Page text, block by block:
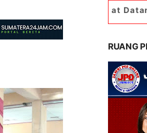
Selamat Datang di Portal
RUANG